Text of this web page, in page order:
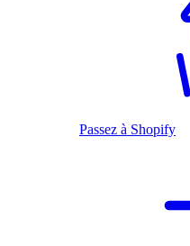
Passez à Shopify